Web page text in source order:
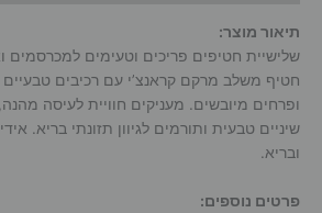
תיאור מוצר:
שלישיית חטיפים פריכים וטעימים למכרסמים
חטיף משלב מרקם קראנצ’י עם רכיבים
ופרחים מיובשים. מעניקים חוויית לעיסה
שיניים טבעית ותורמים לגיוון תזונתי בריא.
ובריא.
פרטים נוספים: